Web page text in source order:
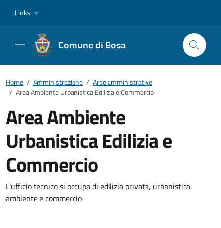
Links
Comune di Bosa
Home / Amministrazione / Aree amministrative
/ Area Ambiente Urbanistica Edilizia e Commercio
Area Ambiente
Urbanistica Edilizia e
Commercio
Dettagli della notizia
L'ufficio tecnico si occupa di edilizia privata, urbanistica,
ambiente e commercio